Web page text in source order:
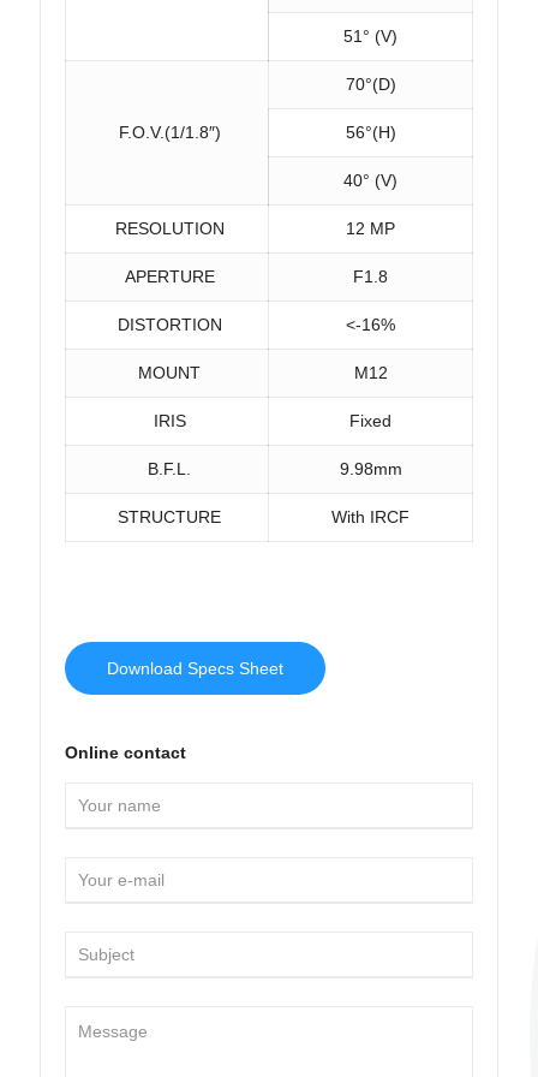
51° (V)
F.O.V.(1/1.8″)
70°(D)
56°(H)
40° (V)
RESOLUTION 12 MP
APERTURE F1.8
DISTORTION <-16%
MOUNT M12
IRIS Fixed
B.F.L. 9.98mm
STRUCTURE With IRCF
Download Specs Sheet
Online contact